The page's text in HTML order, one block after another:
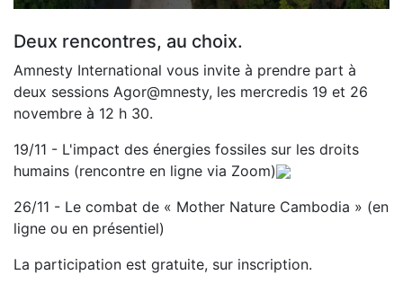
Deux rencontres, au choix.
Amnesty International vous invite à prendre part à
deux sessions Agor@mnesty, les mercredis 19 et 26
novembre à 12 h 30.
19/11 - L'impact des énergies fossiles sur les droits
humains (rencontre en ligne via Zoom)
26/11 - Le combat de « Mother Nature Cambodia » (en
ligne ou en présentiel)
La participation est gratuite, sur inscription.